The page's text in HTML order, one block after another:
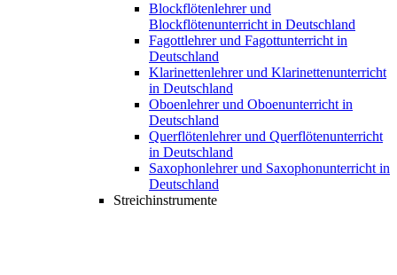
Blockflötenlehrer und
Blockflötenunterricht in Deutschland
Fagottlehrer und Fagottunterricht in
Deutschland
Klarinettenlehrer und Klarinettenunterricht
in Deutschland
Oboenlehrer und Oboenunterricht in
Deutschland
Querflötenlehrer und Querflötenunterricht
in Deutschland
Saxophonlehrer und Saxophonunterricht in
Deutschland
Streichinstrumente